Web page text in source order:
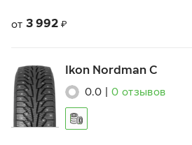
от 3 992 ₽
Ikon Nordman C
0.0 0 отзывов